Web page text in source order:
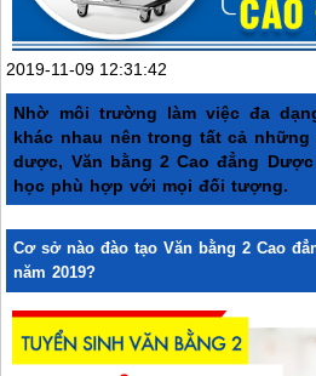
2019-11-09 12:31:42
Nhờ môi trường làm việc đa
khác nhau nên trong tất cả
dược, Văn bằng 2 Cao đẳng
học phù hợp với mọi đối tượng.
Cơ sở nào đào tạo Văn bằng 2 Cao
năm 2019?